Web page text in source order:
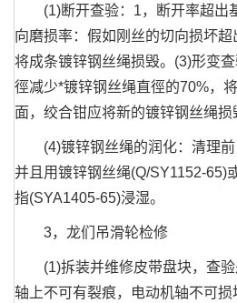
(1)断开查验：1，断开率超出
向磨损率：假如刚丝的切向损坏
将成条镀锌钢丝绳损毁。(3)形变
徑减少*镀锌钢丝绳直徑的70%，
面，绞合钳应将新的镀锌钢丝绳损
(4)镀锌钢丝绳的润化：清理前
并且用镀锌钢丝绳(Q/SY1152-65)
指(SYA1405-65)浸湿。
3，龙们吊滑轮检修
(1)拆装并维修皮带盘块，查验
轴上不可有裂痕，电动机轴不可